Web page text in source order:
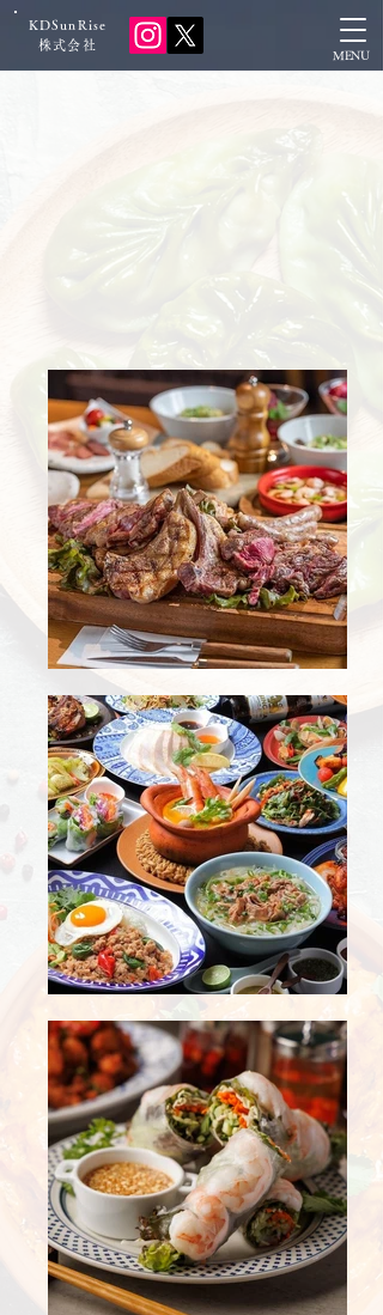
KDSunRise
​株式会社
MENU